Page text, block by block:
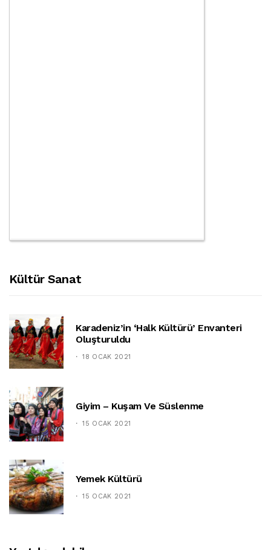
Kültür Sanat
Karadeniz’in ‘halk Kültürü’ Envanteri
Oluşturuldu
18 OCAK 2021
Giyim – Kuşam Ve Süslenme
15 OCAK 2021
Yemek Kültürü
15 OCAK 2021